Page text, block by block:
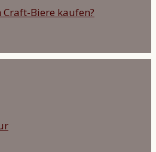
Craft-Biere kaufen?